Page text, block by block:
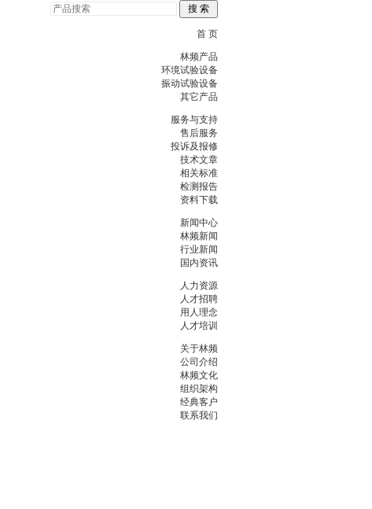
首 页
林频产品
环境试验设备
振动试验设备
其它产品
服务与支持
售后服务
投诉及报修
技术文章
相关标准
检测报告
资料下载
新闻中心
林频新闻
行业新闻
国内资讯
人力资源
人才招聘
用人理念
人才培训
关于林频
公司介绍
林频文化
组织架构
经典客户
联系我们